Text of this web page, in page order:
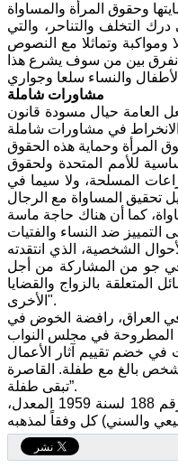
التخلف والتناحر، والتي
وتماثلا مع النصوص
نفرق بين من سوف يشرع هذا
مشاورات شاملة
العامة حيال مسودة قانون
من الضروري الانخراط في مشاورات شاملة
للأمم المتحدة ولحقوق
المسلحة، ولا سيما في
كما أن هناك حاجة ماسة
الشخصية، الذي انتقدته
في جو من المشاركة من أجل
المتعلقة بالزواج والقضايا
الأخرى".
في العراق، رافضة الخوض في
في خضم تقييم آثار الأعمال
شخص بالغ مع طفلة. القاصرة
تبقى طفلة”.
يذكر أنه بموجب المادة الثالثة من التعديل المقترح “يلغى نص البند (5) من المادة العاشرة من قانون الأحوال الشخصية رقم 188 لسنة 1959 المعدل،